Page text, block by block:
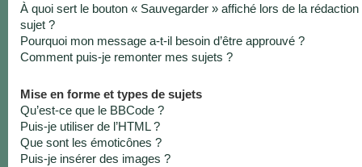
À quoi sert le bouton « Sauvegarder » affiché lors de la rédaction
sujet ?
Pourquoi mon message a-t-il besoin d’être approuvé ?
Comment puis-je remonter mes sujets ?
Mise en forme et types de sujets
Qu’est-ce que le BBCode ?
Puis-je utiliser de l’HTML ?
Que sont les émoticônes ?
Puis-je insérer des images ?